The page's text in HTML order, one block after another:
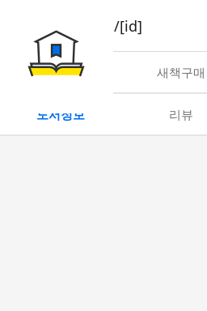
book/rent/[id]
대여 새책구매
도서정보 리뷰